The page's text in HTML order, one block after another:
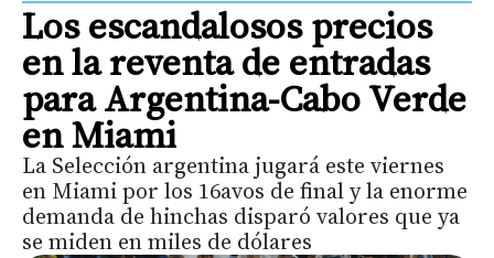
Los escandalosos precios
en la reventa de entradas
para Argentina-Cabo Verde
en Miami
La Selección argentina jugará este viernes
en Miami por los 16avos de final y la enorme
demanda de hinchas disparó valores que ya
se miden en miles de dólares